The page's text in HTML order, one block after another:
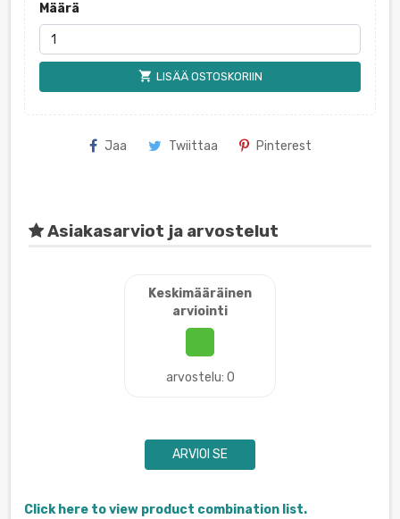
Määrä
shopping_cart LISÄÄ OSTOSKORIIN
Jaa Twiittaa Pinterest
Asiakasarviot ja arvostelut
Keskimääräinen
arviointi
arvostelu: 0
ARVIOI SE
Click here to view product combination list.